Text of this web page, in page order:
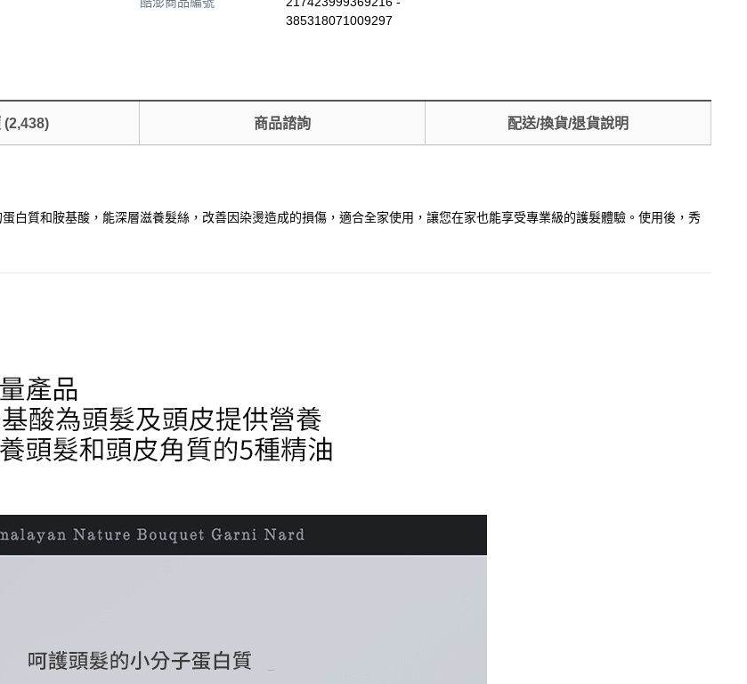
385318071009297
(2,438) 商品諮詢 配送/換貨/退貨說明
白質和胺基酸，能深層滋養髮絲，改善因染燙造成的損傷，適合全家使用，讓您在家也能享受專業級的護髮體驗。使用後，秀